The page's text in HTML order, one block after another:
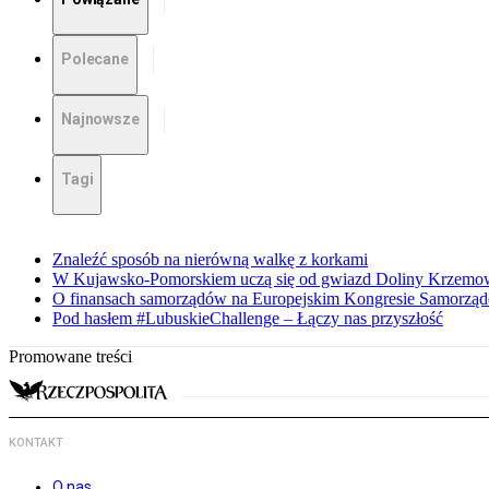
Polecane
Najnowsze
Tagi
Znaleźć sposób na nierówną walkę z korkami
W Kujawsko-Pomorskiem uczą się od gwiazd Doliny
O finansach samorządów na Europejskim Kongresie
Pod hasłem #LubuskieChallenge – Łączy nas przyszłość
Promowane treści
KONTAKT